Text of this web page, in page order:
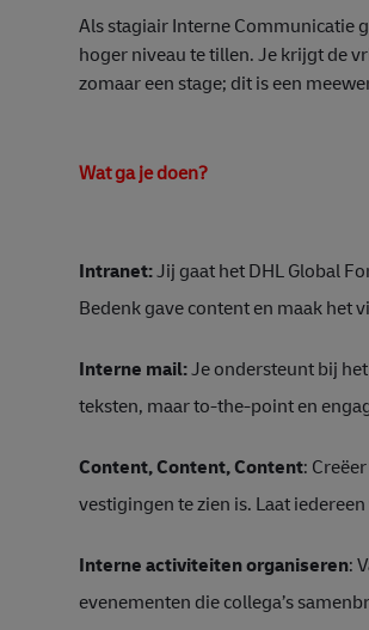
Als stagiair Interne Communicatie
hoger niveau te tillen. Je krijgt de
zomaar een stage; dit is een
Wat ga je doen?
Intranet:Jij gaat het DHL Global
Bedenk gave content en maak het
Interne mail:Je ondersteunt bij
teksten, maar to-the-point en
Content, Content, Content:
vestigingen te zien is. Laat
Interne activiteiten organiseren:
evenementen die collega’s